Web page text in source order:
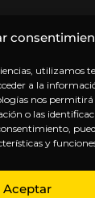
utilizamos
a la
nos
o las
y
Aceptar
LEGAL